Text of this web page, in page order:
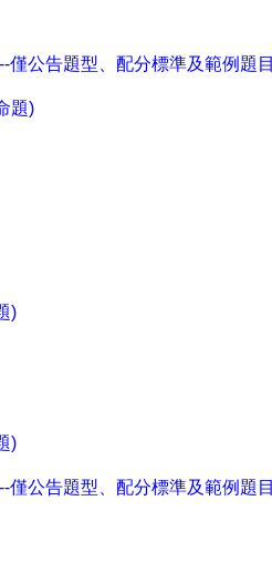
僅公告題型、配分標準及範例題目
題)
)
)
僅公告題型、配分標準及範例題目